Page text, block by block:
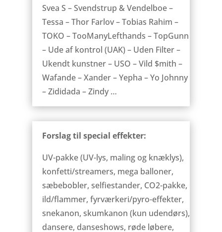
Svea S – Svendstrup & Vendelboe –
Tessa – Thor Farlov – Tobias Rahim –
TOKO – TooManyLefthands – TopGunn
– Ude af kontrol (UAK) – Uden Filter –
Ukendt kunstner – USO – Vild $mith –
Wafande – Xander – Yepha – Yo Johnny
– Zididada – Zindy …
Forslag til special effekter:
UV-pakke (UV-lys, maling og knæklys),
konfetti/streamers, mega balloner,
sæbebobler, selfiestander, CO2-pakke,
ild/flammer, fyrværkeri/pyro-effekter,
snekanon, skumkanon (kun udendørs),
dansere, danseshows, røde løbere,